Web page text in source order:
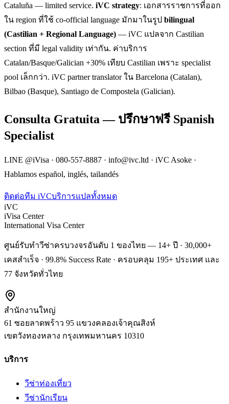
Cataluña — limited service. iVC strategy: เอกสารราชการที่ออก
ใน region ที่ใช้ co-official language มักมาในรูป bilingual
(Castilian + Regional Language) — iVC แปลจาก Castilian
section ที่มี legal validity เท่ากัน. ค่าบริการ
Catalan/Basque/Galician +30% เทียบ Castilian เพราะ specialist
pool เล็กกว่า. iVC partner translator ใน Barcelona (Catalan),
Bilbao (Basque), Santiago de Compostela (Galician).
Consulta Gratuita — ปรึกษาฟรี Spanish
Specialist
LINE @iVisa · 080-557-8887 · info@ivc.ltd · iVC Asoke ·
Hablamos español, inglés, tailandés
ติดต่อทีม iVCบริการแปลทั้งหมด
iVC
iVisa Center
International Visa Center
ศูนย์รับทำวีซ่าครบวงจรอันดับ 1 ของไทย — 14+ ปี · 30,000+
เคสสำเร็จ · 99.8% Success Rate · ครอบคลุม 195+ ประเทศ และ
77 จังหวัดทั่วไทย
สำนักงานใหญ่
61 ซอยลาดพร้าว 95 แขวงคลองเจ้าคุณสิงห์
เขตวังทองหลาง กรุงเทพมหานคร 10310
บริการ
วีซ่าท่องเที่ยว
วีซ่านักเรียน